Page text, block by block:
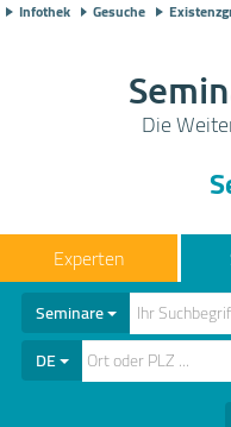
Infothek Gesuche
Die
Seminare
DE